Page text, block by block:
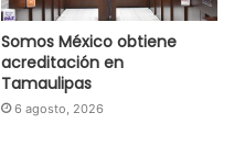
Somos México obtiene
acreditación en
Tamaulipas
6 agosto, 2026